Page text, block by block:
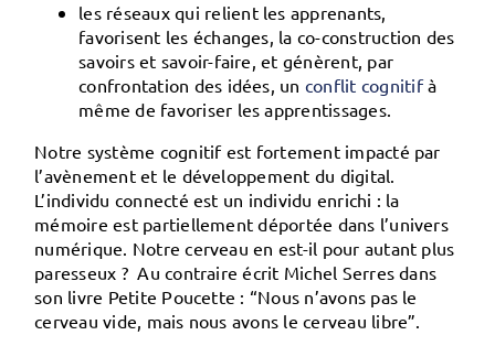
les réseauxqui relient les apprenants,
favorisent les échanges, la co-construction des
savoirs et savoir-faire, et génèrent, par
confrontation des idées, un conflit cognitifà
même de favoriser les apprentissages.
Notre système cognitif est fortement impacté par
l’avènement et le développement du digital.
L’individu connecté est un individu enrichi : la
mémoire est partiellement déportée dans l’univers
numérique. Notre cerveau en est-il pour autant plus
paresseux ? Au contraire écrit Michel Serres dans
son livre Petite Poucette : “Nous n’avons pas le
cerveau vide, mais nous avons le cerveau libre”.